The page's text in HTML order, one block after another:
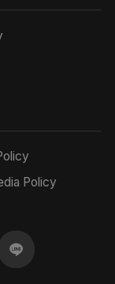
Policy